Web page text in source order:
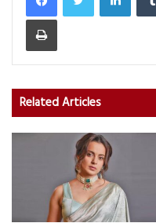
Print
Related Articles